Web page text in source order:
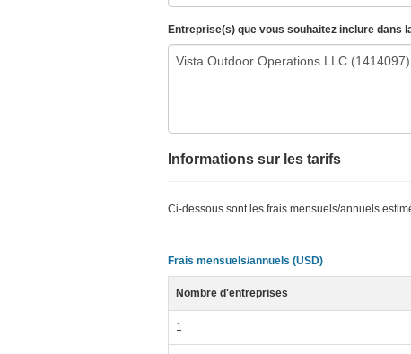
Entreprise(s) que vous souhaitez inclure dans
Informations sur les tarifs
Ci-dessous sont les frais mensuels/annuels
Frais mensuels/annuels (USD)
Nombre d'entreprises
1